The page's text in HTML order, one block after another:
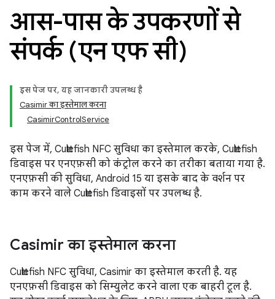
आस-पास के उपकरणों से
संपर्क (एन एफ सी)
इस पेज पर, यह जानकारी उपलब्ध है
Casimir का इस्तेमाल करना
CasimirControlService
इस पेज में, Cuttlefish NFC सुविधा का इस्तेमाल करके, Cuttlefish
डिवाइस पर एनएफ़सी को कंट्रोल करने का तरीका बताया गया है.
एनएफ़सी की सुविधा, Android 15 या इसके बाद के वर्शन पर
काम करने वाले Cuttlefish डिवाइसों पर उपलब्ध है.
Casimir का इस्तेमाल करना
Cuttlefish NFC सुविधा, Casimir का इस्तेमाल करती है. यह
एनएफ़सी डिवाइस को सिम्युलेट करने वाला एक बाहरी टूल है.